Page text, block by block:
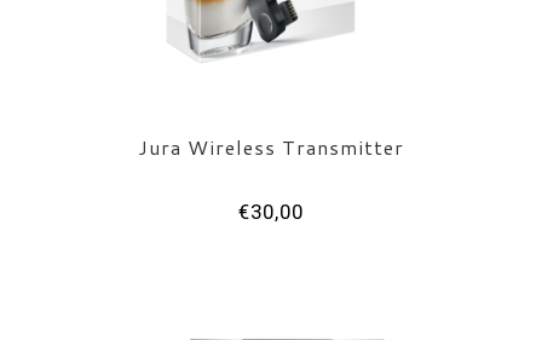
Jura Wireless Transmitter
€30,00